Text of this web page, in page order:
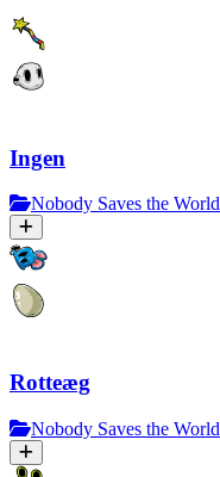
Ingen
Nobody Saves the World
Rotteæg
Nobody Saves the World